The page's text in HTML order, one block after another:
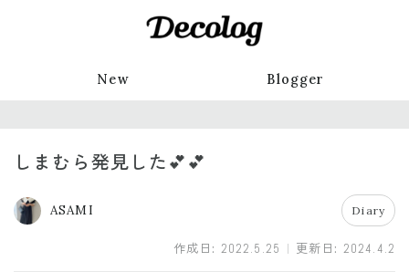
New Blogger
しまむら発見した💕💕
ASAMI Diary
作成日: 2022.5.25 更新日: 2024.4.2